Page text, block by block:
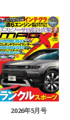
2026年5月号